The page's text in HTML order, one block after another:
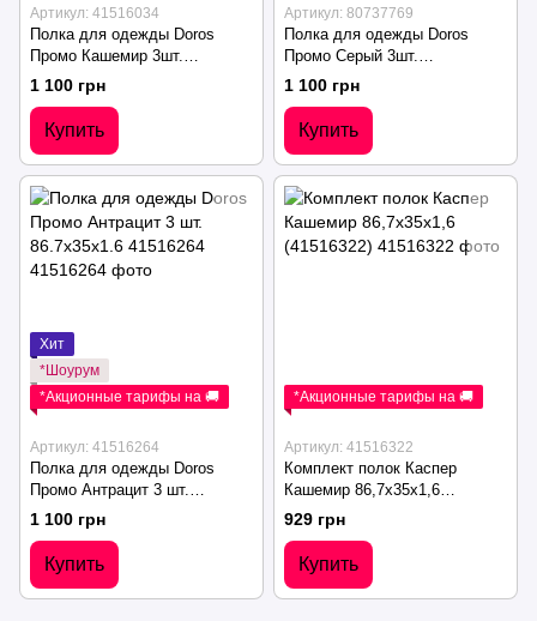
Артикул: 41516034
Полка для одежды Doros
Промо Кашемир 3шт.
86.7х35х1.6 (41516034)
1 100 грн
Купить
Артикул: 80737769
Полка для одежды Doros
Промо Серый 3шт.
86.7х35х1.6 (80737769)
1 100 грн
Купить
Хит
*Шоурум
*Акционные тарифы на 🚚
Артикул: 41516264
Полка для одежды Doros
Промо Антрацит 3 шт.
86.7х35х1.6 41516264
1 100 грн
Купить
*Акционные тарифы на 🚚
Артикул: 41516322
Комплект полок Каспер
Кашемир 86,7х35х1,6
(41516322)
929 грн
Купить